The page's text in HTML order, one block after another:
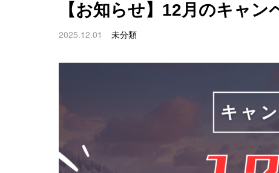
【お知らせ】12月のキャン
2025.12.01 未分類